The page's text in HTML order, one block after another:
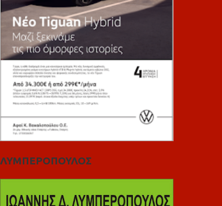
ΛΥΜΠΕΡΟΠΟΥΛΟΣ